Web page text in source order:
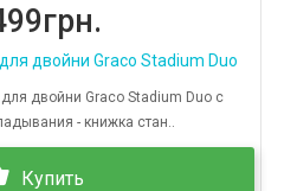
двойни Graco Stadium Duo
двойни Graco Stadium Duo с
- книжка стан..
Купить